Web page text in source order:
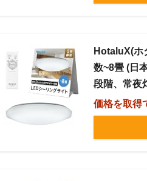
HotaluX(ホ
数~8畳 (日
段階、常夜
価格を取得